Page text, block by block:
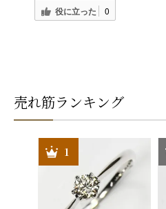
役に立った 0
売れ筋ランキング
1